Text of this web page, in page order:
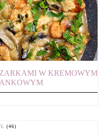
W KREMOWYM
(46)